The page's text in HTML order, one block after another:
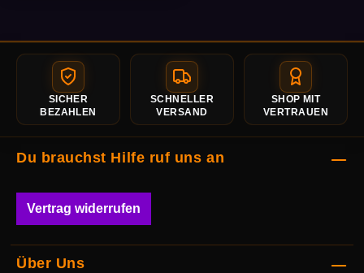
SICHER
BEZAHLEN
SCHNELLER
VERSAND
SHOP MIT
VERTRAUEN
Du brauchst Hilfe ruf uns an
Vertrag widerrufen
Über Uns